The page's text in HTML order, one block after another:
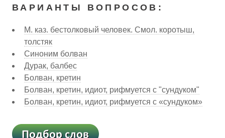
ВАРИАНТЫ ВОПРОСОВ:
М. каз. бестолковый человек. Смол. коротыш,
толстяк
Синоним болван
Дурак, балбес
Болван, кретин
Болван, кретин, идиот, рифмуется с "сундуком"
Болван, кретин, идиот, рифмуется с «сундуком»